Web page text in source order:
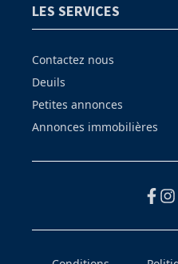
LES SERVICES
Contactez nous
Deuils
Petites annonces
Annonces immobilières